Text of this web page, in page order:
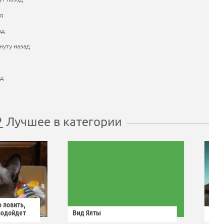
назад
Лучшее в категории
ловить,
Вид Ялты